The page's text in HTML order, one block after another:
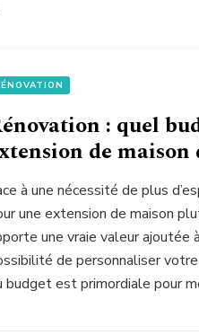
: quel
de maison
à une nécessité de plus
une extension de maison
une vraie valeur
de personnaliser
budget est primordiale pour